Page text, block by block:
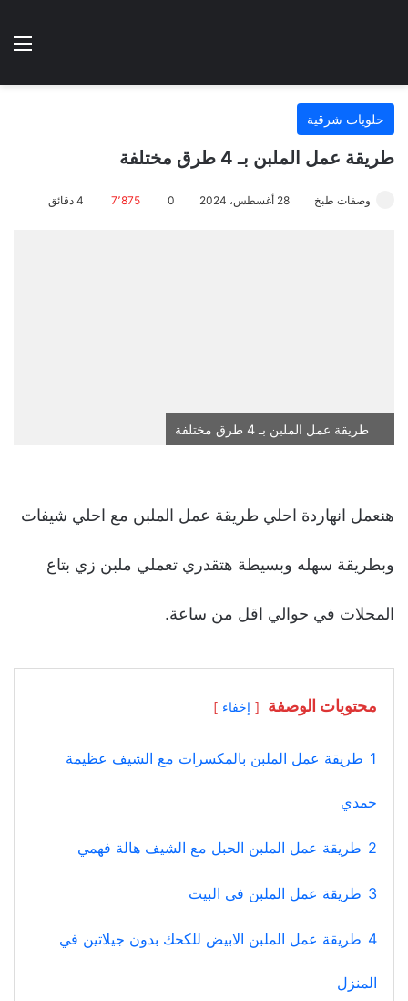
الوضع
حلويات شرقية
طريقة عمل الملبن بـ 4 طرق مختلفة
وصفات طبخ 28 أغسطس، 2024 0 7٬875
طريقة عمل الملبن بـ 4 طرق مختلفة
هنعمل انهاردة احلي طريقة عمل الملبن مع احلي شيفات
وبطريقة سهله وبسيطة هتقدري تعملي ملبن زي بتاع
المحلات في حوالي اقل من ساعة.
محتويات الوصفة إخفاء
1 طريقة عمل الملبن بالمكسرات مع الشيف عظيمة
حمدي
2 طريقة عمل الملبن الحبل مع الشيف هالة فهمي
3 طريقة عمل الملبن فى البيت
4 طريقة عمل الملبن الابيض للكحك بدون جيلاتين في
المنزل